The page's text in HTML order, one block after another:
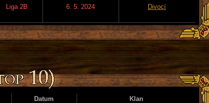
Liga 2B 6. 5. 2024 Divocí
Datum
Klan